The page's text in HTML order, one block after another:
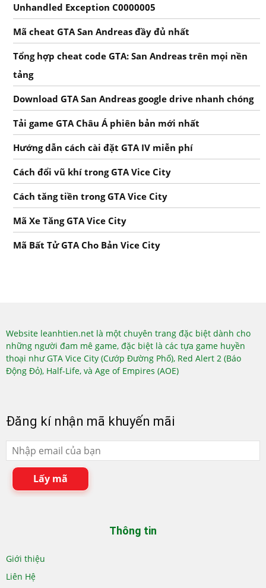
Unhandled Exception C0000005
Mã cheat GTA San Andreas đầy đủ nhất
Tổng hợp cheat code GTA: San Andreas trên mọi nền
tảng
Download GTA San Andreas google drive nhanh chóng
Tải game GTA Châu Á phiên bản mới nhất
Hướng dẫn cách cài đặt GTA IV miễn phí
Cách đổi vũ khí trong GTA Vice City
Cách tăng tiền trong GTA Vice City
Mã Xe Tăng GTA Vice City
Mã Bất Tử GTA Cho Bản Vice City
Website leanhtien.net là một chuyên trang đặc biệt dành cho
những người đam mê game, đặc biệt là các tựa game huyền
thoại như GTA Vice City (Cướp Đường Phố), Red Alert 2 (Báo
Động Đỏ), Half-Life, và Age of Empires (AOE)
Đăng kí nhận mã khuyến mãi
Lấy mã
Thông tin
Giới thiệu
Liên Hệ